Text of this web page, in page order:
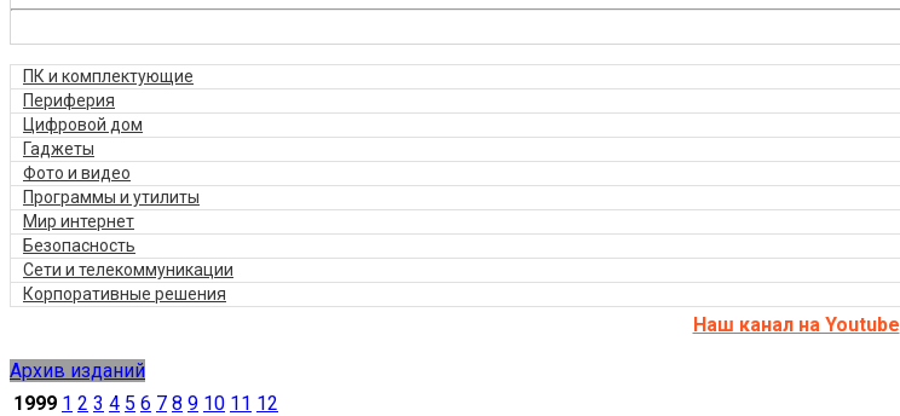
ПК и комплектующие
Периферия
Цифровой дом
Гаджеты
Фото и видео
Программы и утилиты
Мир интернет
Безопасность
Сети и телекоммуникации
Корпоративные решения
Наш канал на Youtube
Архив изданий
1999 1 2 3 4 5 6 7 8 9 10 11 12